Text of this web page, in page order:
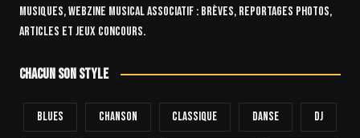
Musiques, webzine musical associatif : brèves, reportages photos,
articles et jeux concours.
Chacun son style
Blues Chanson Classique Danse Dj